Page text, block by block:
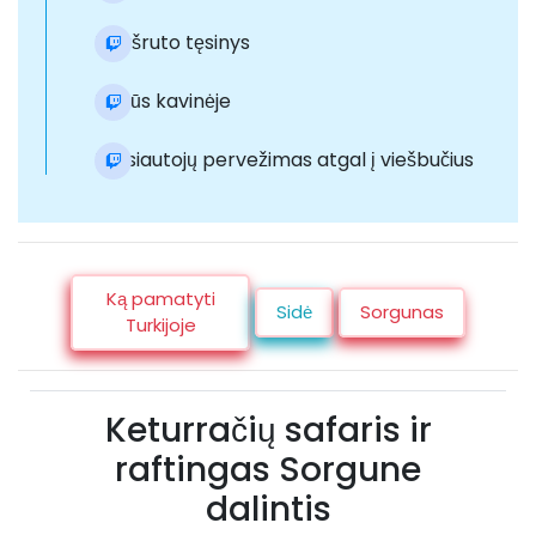
Maršruto tęsinys
Pietūs kavinėje
Poilsiautojų pervežimas atgal į viešbučius
Ką pamatyti
Turkijoje
Sidė Sorgunas
Keturračių safaris ir
raftingas Sorgune
dalintis